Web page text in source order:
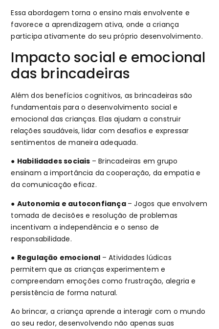
Essa abordagem torna o ensino mais envolvente e
favorece a aprendizagem ativa, onde a criança
participa ativamente do seu próprio desenvolvimento.
Impacto social e emocional
das brincadeiras
Além dos benefícios cognitivos, as brincadeiras são
fundamentais para o desenvolvimento social e
emocional das crianças. Elas ajudam a construir
relações saudáveis, lidar com desafios e expressar
sentimentos de maneira adequada.
● Habilidades sociais – Brincadeiras em grupo
ensinam a importância da cooperação, da empatia e
da comunicação eficaz.
● Autonomia e autoconfiança – Jogos que envolvem
tomada de decisões e resolução de problemas
incentivam a independência e o senso de
responsabilidade.
● Regulação emocional – Atividades lúdicas
permitem que as crianças experimentem e
compreendam emoções como frustração, alegria e
persistência de forma natural.
Ao brincar, a criança aprende a interagir com o mundo
ao seu redor, desenvolvendo não apenas suas